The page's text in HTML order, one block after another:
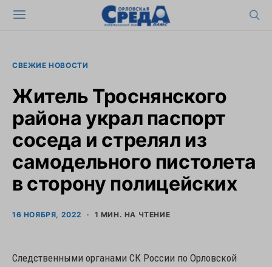
СВЕЖИЕ НОВОСТИ
Житель Троснянского
района украл паспорт
соседа и стрелял из
самодельного пистолета
в сторону полицейских
16 НОЯБРЯ, 2022 1 МИН. НА ЧТЕНИЕ
Следственными органами СК России по Орловской